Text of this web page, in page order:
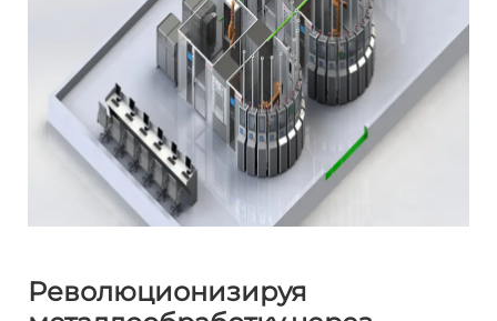
Революционизируя